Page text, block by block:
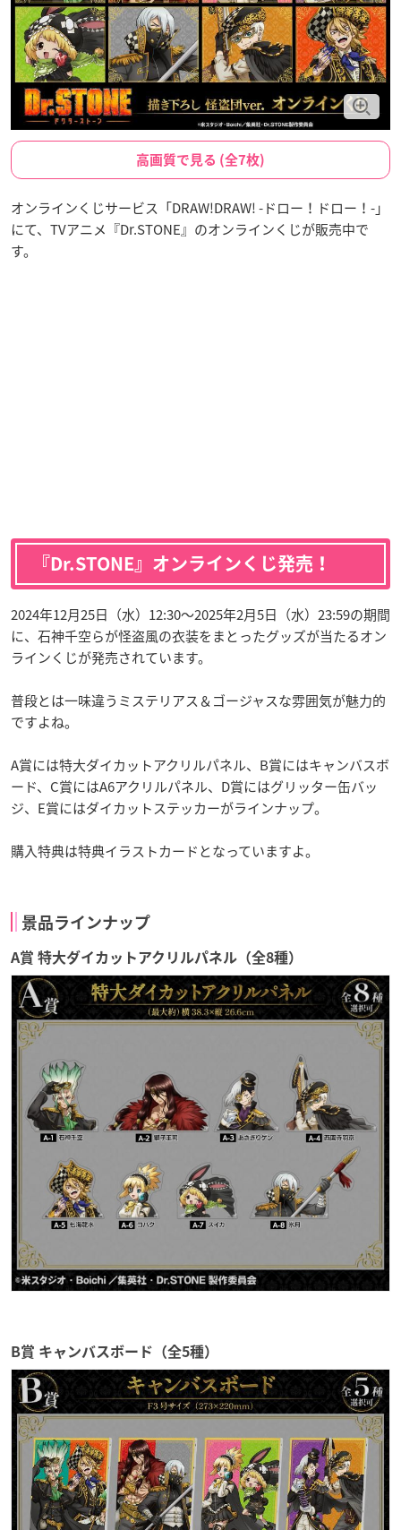
高画質で見る (全7枚)
オンラインくじサービス「DRAW!DRAW! -ドロー！ドロー！-」
にて、TVアニメ『Dr.STONE』のオンラインくじが販売中で
す。
『Dr.STONE』オンラインくじ発売！
2024年12月25日（水）12:30〜2025年2月5日（水）23:59の期間
に、石神千空らが怪盗風の衣装をまとったグッズが当たるオン
ラインくじが発売されています。
普段とは一味違うミステリアス＆ゴージャスな雰囲気が魅力的
ですよね。
A賞には特大ダイカットアクリルパネル、B賞にはキャンバスボ
ード、C賞にはA6アクリルパネル、D賞にはグリッター缶バッ
ジ、E賞にはダイカットステッカーがラインナップ。
購入特典は特典イラストカードとなっていますよ。
景品ラインナップ
A賞 特大ダイカットアクリルパネル（全8種）
B賞 キャンバスボード（全5種）